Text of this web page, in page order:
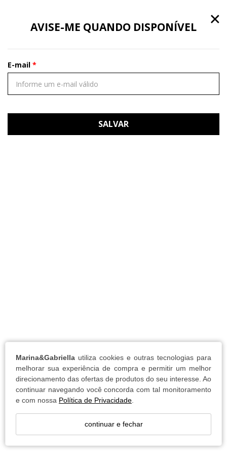
Marina&Gabriella utiliza cookies e outras tecnologias para
melhorar sua experiência de compra e permitir um melhor
direcionamento das ofertas de produtos do seu interesse. Ao
continuar navegando você concorda com tal monitoramento
e com nossa Política de Privacidade
continuar e fechar
×
AVISE-ME QUANDO DISPONÍVEL
E-mail
SALVAR